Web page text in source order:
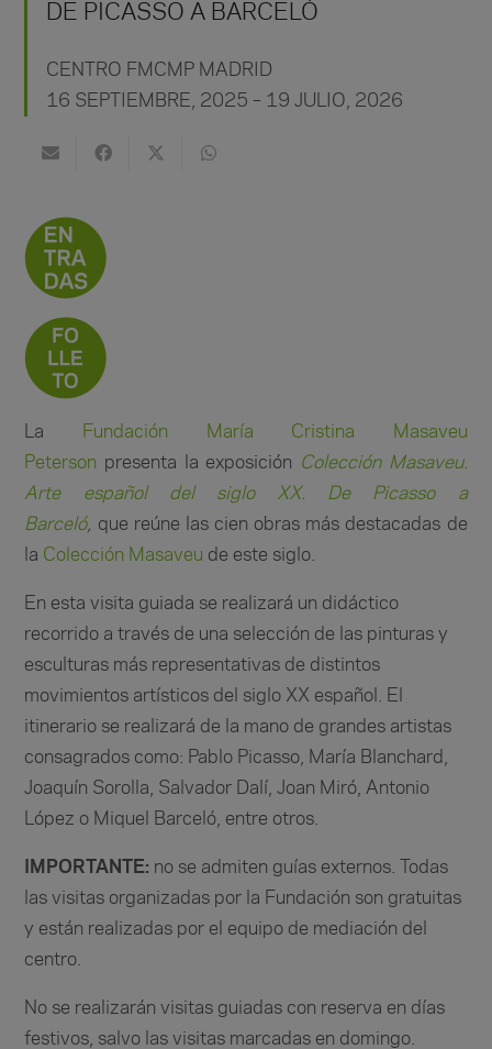
DE PICASSO A BARCELÓ
CENTRO FMCMP MADRID
16 SEPTIEMBRE, 2025 – 19 JULIO, 2026
La
Fundación María Cristina Masaveu
Peterson presenta la exposición
Colección Masaveu.
Arte español del siglo XX. De Picasso a
Barceló, que reúne las cien obras más destacadas de
la Colección Masaveu de este siglo.
En esta visita guiada se realizará un didáctico
recorrido a través de una selección de las pinturas y
esculturas más representativas de distintos
movimientos artísticos del siglo XX español. El
itinerario se realizará de la mano de grandes artistas
consagrados como: Pablo Picasso, María Blanchard,
Joaquín Sorolla, Salvador Dalí, Joan Miró, Antonio
López o Miquel Barceló, entre otros.
IMPORTANTE: no se admiten guías externos. Todas
las visitas organizadas por la Fundación son gratuitas
y están realizadas por el equipo de mediación del
centro.
No se realizarán visitas guiadas con reserva en días
festivos, salvo las visitas marcadas en domingo.